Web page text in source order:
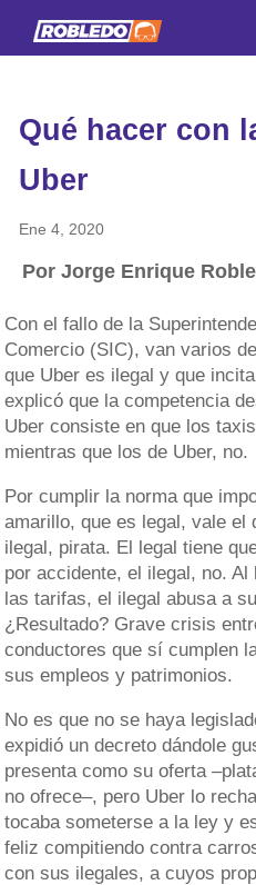
Qué hacer con
Uber
Ene 4, 2020
Por Jorge Enrique
Con el fallo de la
Comercio (SIC), van varios
que Uber es ilegal y que
explicó que la competencia
Uber consiste en que los
mientras que los de Uber, no.
Por cumplir la norma que
amarillo, que es legal, vale el
ilegal, pirata. El legal tiene
por accidente, el ilegal, no.
las tarifas, el ilegal abusa a
¿Resultado? Grave crisis
conductores que sí cumplen
sus empleos y patrimonios.
No es que no se haya
expidió un decreto dándole
presenta como su oferta
no ofrece–, pero Uber lo
tocaba someterse a la ley y
feliz compitiendo contra
con sus ilegales, a cuyos